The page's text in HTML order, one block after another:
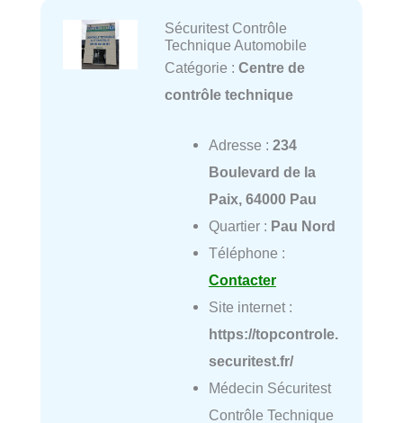
Sécuritest Contrôle
Technique Automobile
Catégorie : Centre de
contrôle technique
Adresse : 234
Boulevard de la
Paix, 64000 Pau
Quartier : Pau Nord
Téléphone :
Contacter
Site internet :
https://topcontrole.
securitest.fr/
Médecin Sécuritest
Contrôle Technique